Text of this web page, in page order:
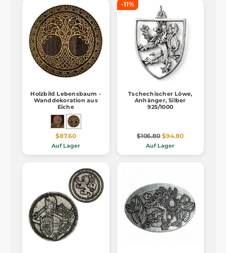
Holzbild Lebensbaum -
Wanddekoration aus
Eiche
$87.60
Auf Lager
-11%
Tschechischer Löwe,
Anhänger, Silber
925/1000
$106.80 $94.80
Auf Lager